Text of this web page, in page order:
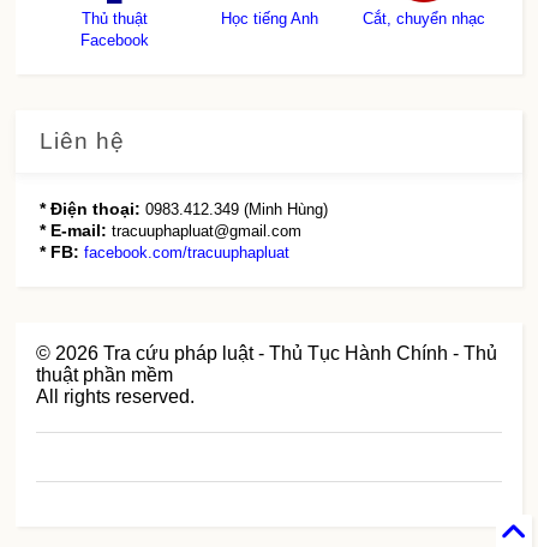
Thủ thuật
Facebook
Học tiếng Anh Cắt, chuyển nhạc
Liên hệ
* Điện thoại:0983.412.349 (Minh Hùng)
* E-mail: tracuuphapluat@gmail.com
* FB:facebook.com/tracuuphapluat
© 2026 Tra cứu pháp luật - Thủ Tục Hành Chính - Thủ
thuật phần mềm
All rights reserved.